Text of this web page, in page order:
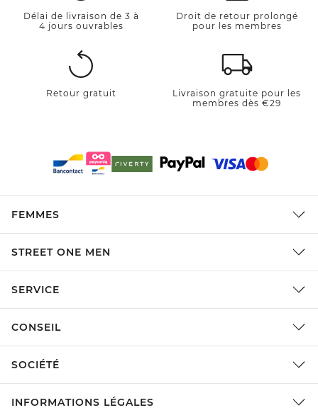
Délai de livraison de 3 à
4 jours ouvrables
Droit de retour prolongé
pour les membres
Retour gratuit
Livraison gratuite pour les
membres dès €29
FEMMES
STREET ONE MEN
SERVICE
CONSEIL
SOCIÉTÉ
INFORMATIONS LÉGALES